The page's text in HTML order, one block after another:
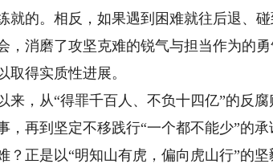
就的。相反，如果遇到困难就往后退、
，消磨了攻坚克难的锐气与担当作为的
取得实质性进展。
，从“得罪千百人、不负十四亿”的反腐
，再到坚定不移践行“一个都不能少”的
？正是以“明知山有虎，偏向虎山行”的